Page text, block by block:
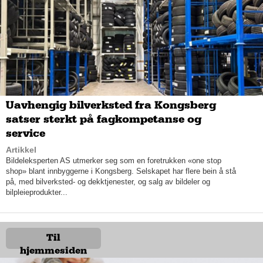
dag ser vi at mange av våre kunder velger trefronter i finér,
gjerne i kombinasjon med en farget front. Nå ønsker mange
seg mer fargesterke kjøkken, og vi tegner oftere kjøkken i både
grønne, gule, rosa og terakottanyanser.
stemninger og energier, bekrefter at fargene vi omgir oss med
påvirker oss mer enn vi tror. Selv er Tone svært glad for at
fargetrendene anno 2026 roper glade, sterke og livfulle farger,
Uavhengig bilverksted fra Kongsberg
satser sterkt på fagkompetanse og
service
Artikkel
Bildeleksperten AS utmerker seg som en foretrukken «one stop
shop» blant innbyggerne i Kongsberg. Selskapet har flere bein å stå
på, med bilverksted- og dekktjenester, og salg av bildeler og
bilpleieprodukter...
Til
hjemmesiden